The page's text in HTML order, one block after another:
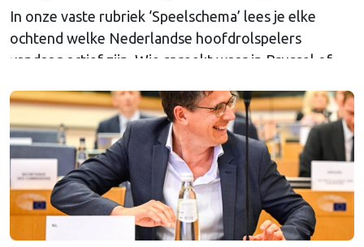
In onze vaste rubriek ‘Speelschema’ lees je elke
ochtend welke Nederlandse hoofdrolspelers
vandaag actief zijn. Wie spreekt waar in Brussel of
agenda?